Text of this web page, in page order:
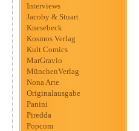
Interviews
Jacoby & Stuart
Knesebeck
Kosmos Verlag
Kult Comics
MarGravio
MünchenVerlag
Nona Arte
Originalausgabe
Panini
Piredda
Popcom